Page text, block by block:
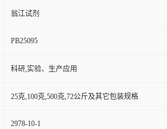
翁江试剂
PB25095
科研,实验、生产应用
25克,100克,500克,72公斤及其它包装规格
2978-10-1